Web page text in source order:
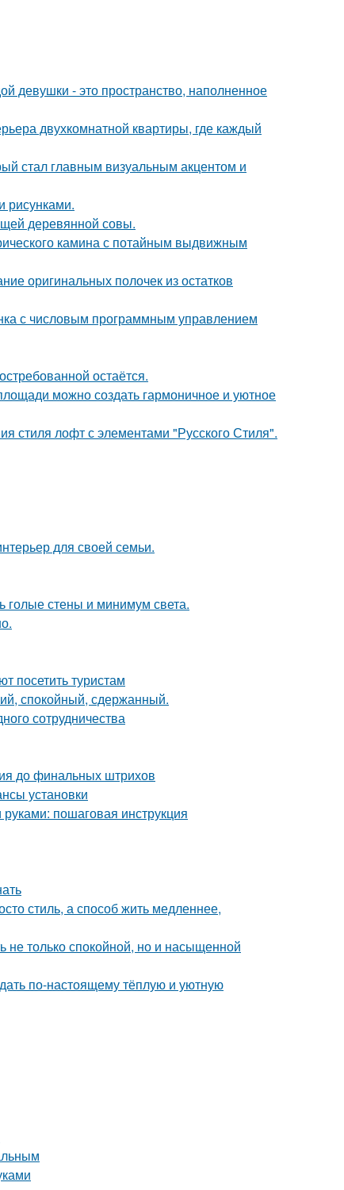
девушки - это пространство, наполненное
двухкомнатной квартиры, где каждый
стал главным визуальным акцентом и
рисунками.
деревянной совы.
камина с потайным выдвижным
оригинальных полочек из остатков
с числовым программным управлением
остаётся.
можно создать гармоничное и уютное
стиля лофт с элементами "Русского Стиля".
для своей семьи.
голые стены и минимум света.
посетить туристам
спокойный, сдержанный.
сотрудничества
до финальных штрихов
установки
пошаговая инструкция
стиль, а способ жить медленнее,
не только спокойной, но и насыщенной
по-настоящему тёплую и уютную